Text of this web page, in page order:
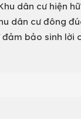
dân cư hiện
dân cư đông
đảm bảo sinh